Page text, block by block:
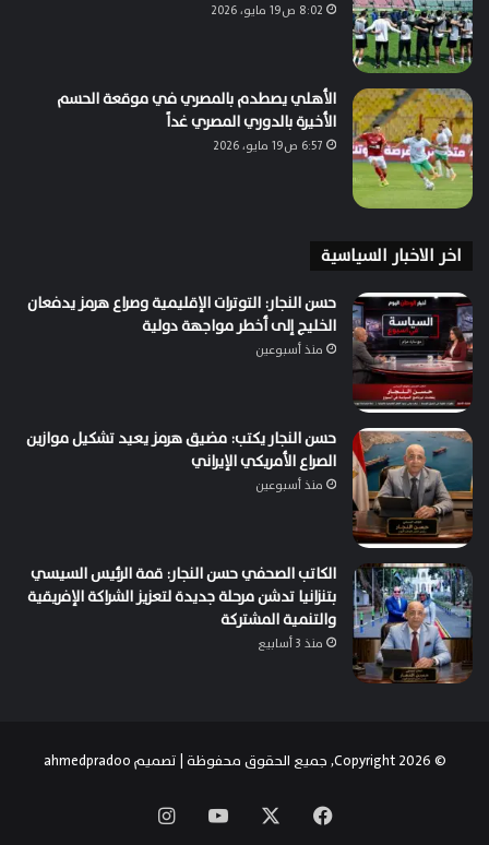
8:02 ص19 مايو، 2026
الأهلي يصطدم بالمصري في موقعة الحسم
الأخيرة بالدوري المصري غداً
6:57 ص19 مايو، 2026
اخر الاخبار السياسية
حسن النجار: التوترات الإقليمية وصراع هرمز يدفعان
الخليج إلى أخطر مواجهة دولية
منذ أسبوعين
حسن النجار يكتب: مضيق هرمز يعيد تشكيل موازين
الصراع الأمريكي الإيراني
منذ أسبوعين
الكاتب الصحفي حسن النجار: قمة الرئيس السيسي
بتنزانيا تدشن مرحلة جديدة لتعزيز الشراكة الإفريقية
والتنمية المشتركة
منذ 3 أسابيع
© Copyright 2026, جميع الحقوق محفوظة | تصميم ahmedpradoo
فيسبوك ‫YouTube